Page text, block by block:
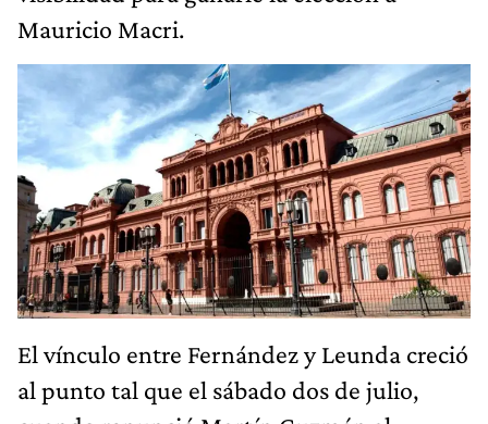
El vínculo entre Fernández y Leunda creció
cuando renunció Martín Guzmán al
Ministerio de Economía,ambos dirigentes